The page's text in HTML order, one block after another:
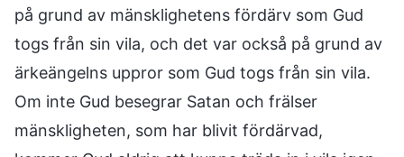
på grund av mänsklighetens fördärv som Gud
togs från sin vila, och det var också på grund av
ärkeängelns uppror som Gud togs från sin vila.
Om inte Gud besegrar Satan och frälser
mänskligheten, som har blivit fördärvad,